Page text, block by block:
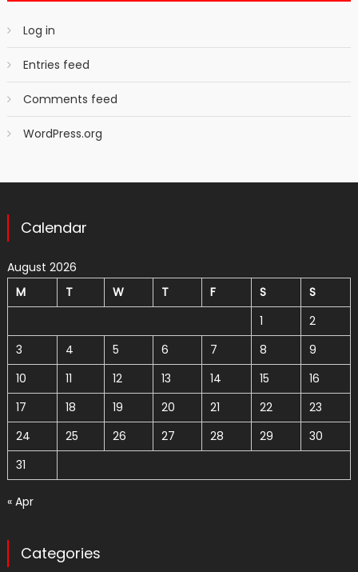
Log in
Entries feed
Comments feed
WordPress.org
Calendar
August 2026
M
T W T F S
S
1
2
3
4 5 6 7 8
9
10
11 12 13 14 15
16
17
18 19 20 21 22
23
24
25 26 27 28 29
30
31
« Apr
Categories